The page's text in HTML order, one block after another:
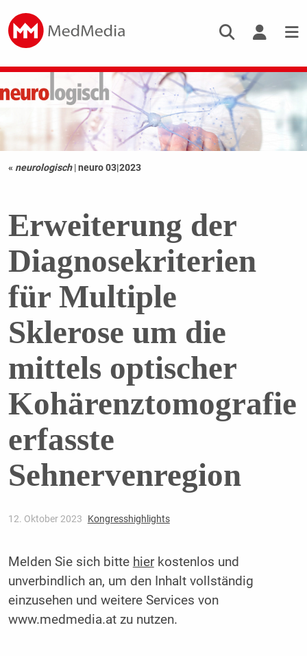
« neurologisch |neuro 03|2023
Erweiterung der
Diagnosekriterien
für Multiple
Sklerose um die
mittels optischer
Kohärenztomografie
erfasste
Sehnervenregion
12. Oktober 2023 Kongresshighlights
Melden Sie sich bitte hierkostenlos und
unverbindlich an, um den Inhalt vollständig
einzusehen und weitere Services von
www.medmedia.at zu nutzen.